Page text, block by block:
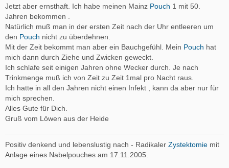
Jetzt aber ernsthaft. Ich habe meinen Mainz Pouch 1 mit 50.
Jahren bekommen .
Natürlich muß man in der ersten Zeit nach der Uhr entleeren um
den Pouch nicht zu überdehnen.
Mit der Zeit bekommt man aber ein Bauchgefühl. Mein Pouch hat
mich dann durch Ziehe und Zwicken geweckt.
Ich schlafe seit einigen Jahren ohne Wecker durch. Je nach
Trinkmenge muß ich von Zeit zu Zeit 1mal pro Nacht raus.
Ich hatte in all den Jahren nicht einen Infekt , kann da aber nur für
mich sprechen.
Alles Gute für Dich.
Gruß vom Löwen aus der Heide
Positiv denkend und lebenslustig nach - Radikaler Zystektomie mit
Anlage eines Nabelpouches am 17.11.2005.